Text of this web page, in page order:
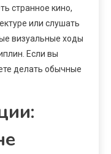
странное кино,
или слушать
визуальные ходы
Если вы
делать обычные